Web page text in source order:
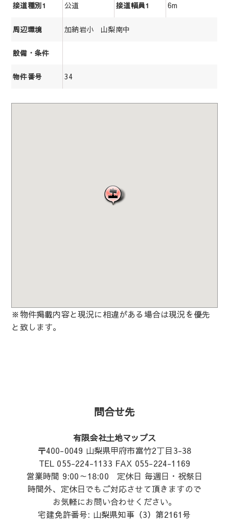
接道種別1 公道 接道幅員1 6m
周辺環境 加納岩小 山梨南中
設備・条件
物件番号 34
※物件掲載内容と現況に相違がある場合は現況を優先
と致します。
問合せ先
有限会社土地マップス
〒400-0049 山梨県甲府市富竹2丁目3-38
TEL 055-224-1133 FAX 055-224-1169
営業時間 9:00～18:00 定休日 毎週日・祝祭日
時間外、定休日でもご対応させて頂きますので
お気軽にお問い合わせください。
宅建免許番号: 山梨県知事（3）第2161号